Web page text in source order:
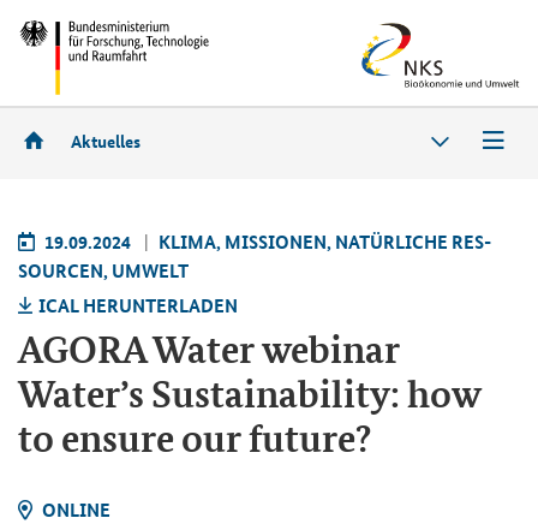
Aktuelles
19.09.2024
KLIMA, MIS­SIO­NEN, NA­TÜR­LI­CHE RES­
SOUR­CEN, UM­WELT
ICAL HER­UN­TER­LA­DEN
AGORA Water we­bi­nar
Water’s Sus­tai­na­bi­li­ty: how
to en­su­re our fu­ture?
ON­LINE